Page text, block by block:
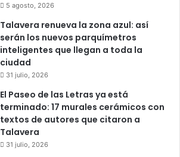
5 agosto, 2026
Talavera renueva la zona azul: así
serán los nuevos parquímetros
inteligentes que llegan a toda la
ciudad
31 julio, 2026
El Paseo de las Letras ya está
terminado: 17 murales cerámicos con
textos de autores que citaron a
Talavera
31 julio, 2026